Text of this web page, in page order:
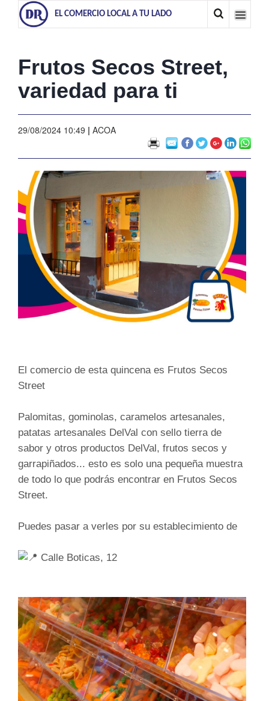
EL COMERCIO LOCAL A TU LADO
Frutos Secos Street,
variedad para ti
29/08/2024 10:49 | ACOA
El comercio de esta quincena es Frutos Secos
Street
Palomitas, gominolas, caramelos artesanales,
patatas artesanales DelVal con sello tierra de
sabor y otros productos DelVal, frutos secos y
garrapiñados... esto es solo una pequeña muestra
de todo lo que podrás encontrar en Frutos Secos
Street.
Puedes pasar a verles por su establecimiento de
Calle Boticas, 12